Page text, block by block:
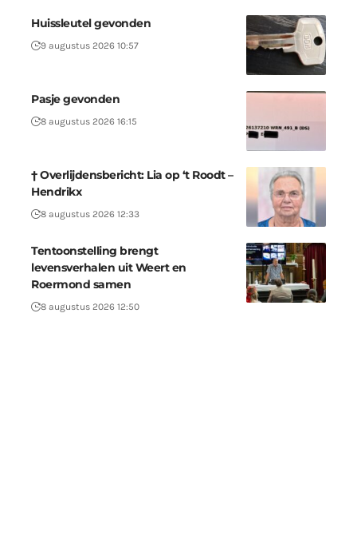
Huissleutel gevonden
9 augustus 2026 10:57
Pasje gevonden
8 augustus 2026 16:15
† Overlijdensbericht: Lia op ‘t Roodt –
Hendrikx
8 augustus 2026 12:33
Tentoonstelling brengt
levensverhalen uit Weert en
Roermond samen
8 augustus 2026 12:50